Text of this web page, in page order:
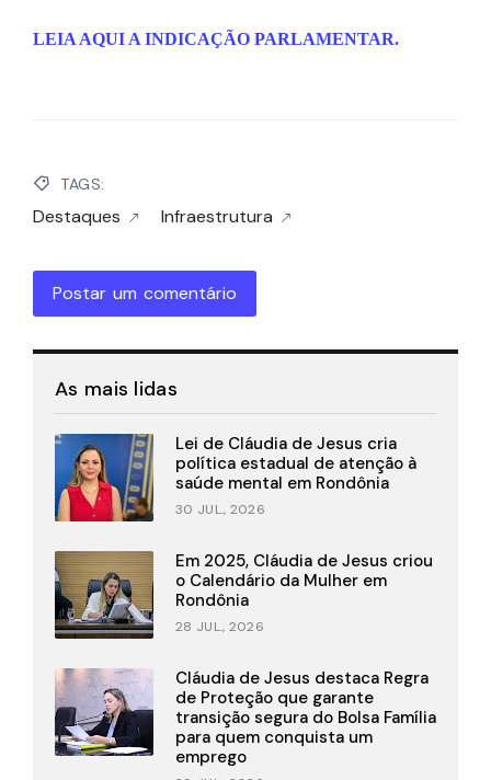
LEIA AQUI A INDICAÇÃO PARLAMENTAR.
TAGS:
Destaques Infraestrutura
Postar um comentário
As mais lidas
Lei de Cláudia de Jesus cria
política estadual de atenção à
saúde mental em Rondônia
30 JUL., 2026
Em 2025, Cláudia de Jesus criou
o Calendário da Mulher em
Rondônia
28 JUL., 2026
Cláudia de Jesus destaca Regra
de Proteção que garante
transição segura do Bolsa Família
para quem conquista um
emprego